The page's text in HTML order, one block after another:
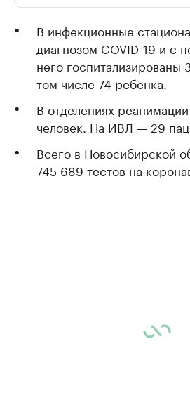
В инфекционные
диагнозом COVID-19 и с
него госпитализированы
том числе 74 ребенка.
В отделениях
человек. На ИВЛ — 29
Всего в Новосибирской
745 689 тестов на